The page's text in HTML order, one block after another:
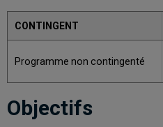
CONTINGENT
Programme non contingenté
Objectifs